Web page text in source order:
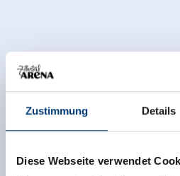
Zustimmung Details
Diese Webseite verwendet